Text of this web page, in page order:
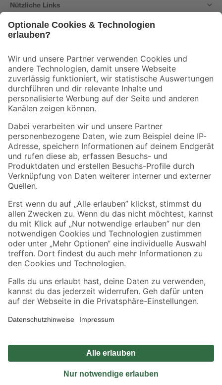
Nützliche Links
Der toom Newsletter: Keine Angebote und Aktionen mehr verpassen!
Zur Newsletter Anmeldung
Folge uns
Zahlungsarten Versandarten
Sicher einkaufen
Jetzt die toom-App herunterladen
Alle Preisangaben in EUR inkl. gesetzl. MwSt.. Die dargestellten Angebote sind unter
Umständen nicht in allen Märkten verfügbar. Die angegebenen Verfügbarkeiten beziehen
Produkte nur solange der Vorrat reicht.
*Paketversand ab 59 € versandkostenfrei, gilt nicht für Artikel mit Speditionsversand, hier
Privatsphäre Impressum
Nutzungsbedingungen
Widerrufsrecht
Vertrag widerrufen